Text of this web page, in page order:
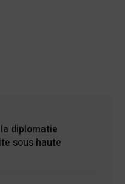
diplomatie
sous haute